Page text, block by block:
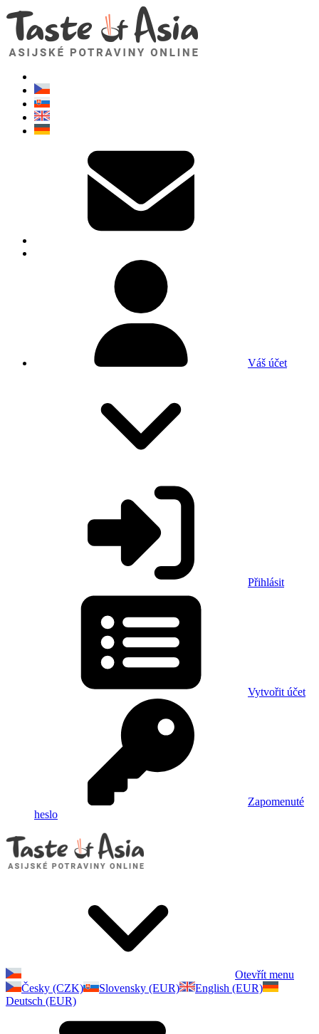
Váš účet
Přihlásit
Vytvořit účet
Zapomenuté
heslo
Otevřít menu
Česky (CZK)
Slovensky (EUR)
English (EUR)
Deutsch (EUR)
TasteOfAsia.cz
Neváhejte se zeptat. Jsem tady pro vás!